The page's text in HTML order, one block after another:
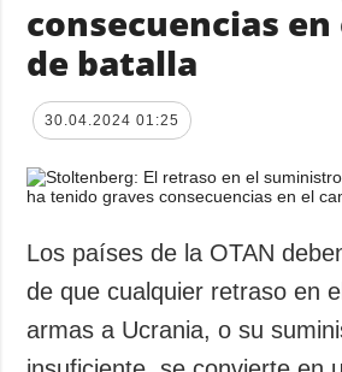
Reconstrucción
de Ucrania
Política
Economía
Defensa
Cultura
Deportes
Crimen
Desastres y
consecuencias
de batalla
30.04.2024 01:25
Los países de la OTAN
de que cualquier retraso en
armas a Ucrania, o su